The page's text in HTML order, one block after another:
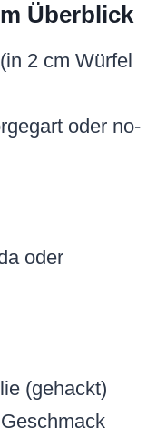
Überblick
2 cm Würfel
oder no-
oder
(gehackt)